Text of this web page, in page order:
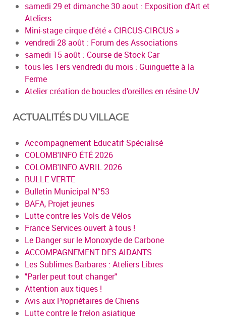
samedi 29 et dimanche 30 aout : Exposition d'Art et
Ateliers
Mini-stage cirque d'été « CIRCUS-CIRCUS »
vendredi 28 août : Forum des Associations
samedi 15 août : Course de Stock Car
tous les 1ers vendredi du mois : Guinguette à la
Ferme
Atelier création de boucles d’oreilles en résine UV
ACTUALITÉS DU VILLAGE
Accompagnement Educatif Spécialisé
COLOMB'INFO ÉTÉ 2026
COLOMB'INFO AVRIL 2026
BULLE VERTE
Bulletin Municipal N°53
BAFA, Projet jeunes
Lutte contre les Vols de Vélos
France Services ouvert à tous !
Le Danger sur le Monoxyde de Carbone
ACCOMPAGNEMENT DES AIDANTS
Les Sublimes Barbares : Ateliers Libres
"Parler peut tout changer"
Attention aux tiques !
Avis aux Propriétaires de Chiens
Lutte contre le frelon asiatique